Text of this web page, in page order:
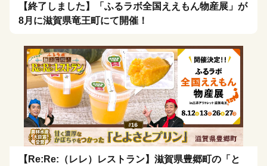
【終了しました】「ふるラボ全国ええもん物産展」が
8月に滋賀県竜王町にて開催！
【Re:Re:（レレ）レストラン】滋賀県豊郷町の「と